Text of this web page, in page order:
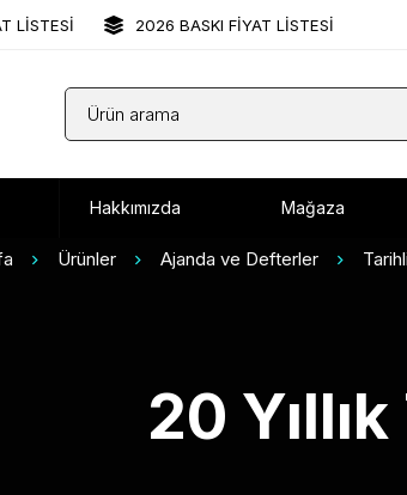
LİSTESİ 2026 BASKI FİYAT LİSTESİ
Hakkımızda Mağaza
Ürünler Ajanda ve Defterler
20